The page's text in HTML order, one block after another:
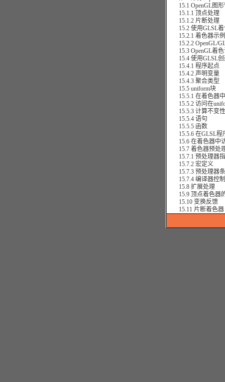
15.1 OpenGL图形
15.1.1 顶点处理
15.1.2 片断处理
15.2 使用GLSL着
15.2.1 着色器示例
15.2.2 OpenGL/
15.3 OpenGL着色
15.4 使用GLSL创
15.4.1 程序起点
15.4.2 声明变量
15.4.3 聚合类型
15.5 uniform块
15.5.1 在着色器中
15.5.2 访问在
15.5.3 计算不变性
15.5.4 语句
15.5.5 函数
15.5.6 在GLSL程
15.6 在着色器中
15.7 着色器预处
15.7.1 预处理器
15.7.2 宏定义
15.7.3 预处理器
15.7.4 编译器控制
15.8 扩展处理
15.9 顶点着色器
15.10 变换反馈
15.11 片断着色器